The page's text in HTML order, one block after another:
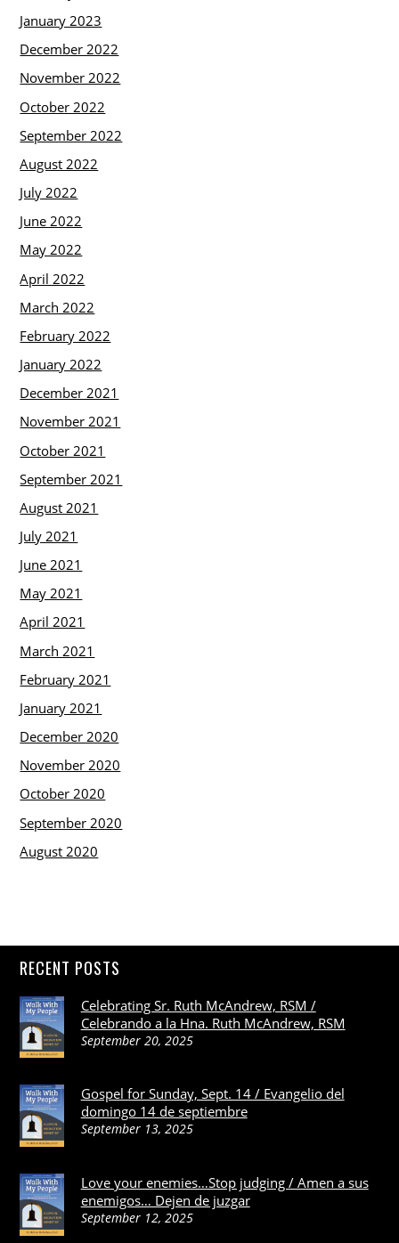
January 2023
December 2022
November 2022
October 2022
September 2022
August 2022
July 2022
June 2022
May 2022
April 2022
March 2022
February 2022
January 2022
December 2021
November 2021
October 2021
September 2021
August 2021
July 2021
June 2021
May 2021
April 2021
March 2021
February 2021
January 2021
December 2020
November 2020
October 2020
September 2020
August 2020
RECENT POSTS
Celebrating Sr. Ruth McAndrew, RSM /
Celebrando a la Hna. Ruth McAndrew, RSM
September 20, 2025
Gospel for Sunday, Sept. 14 / Evangelio del
domingo 14 de septiembre
September 13, 2025
Love your enemies…Stop judging / Amen a sus
enemigos… Dejen de juzgar
September 12, 2025